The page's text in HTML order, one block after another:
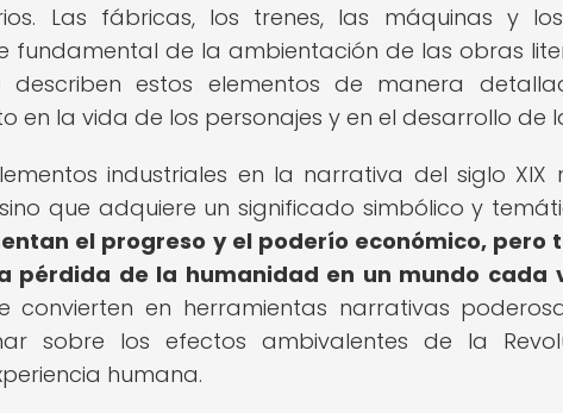
Las fábricas, los trenes, las máquinas y
fundamental de la ambientación de las obras
describen estos elementos de manera
en la vida de los personajes y en el desarrollo de
industriales en la narrativa del siglo
que adquiere un significado simbólico y
el progreso y el poderío económico, pero
pérdida de la humanidad en un mundo cada
convierten en herramientas narrativas
sobre los efectos ambivalentes de la
humana.